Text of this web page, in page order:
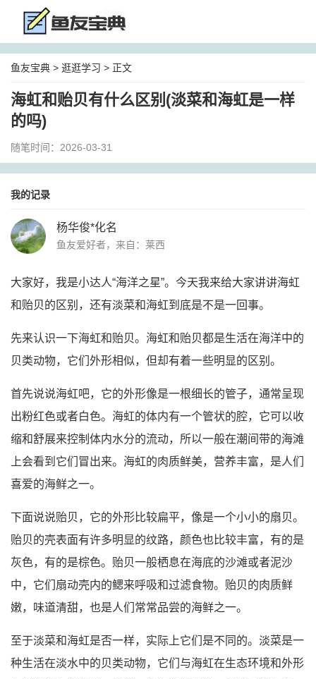
鱼友宝典 > 逛逛学习 > 正文
海虹和贻贝有什么区别(淡菜和海虹是一样
的吗)
随笔时间：2026-03-31
我的记录
杨华俊*化名
鱼友爱好者，来自：莱西
大家好，我是小达人“海洋之星”。今天我来给大家讲讲海虹
和贻贝的区别，还有淡菜和海虹到底是不是一回事。
先来认识一下海虹和贻贝。海虹和贻贝都是生活在海洋中的
贝类动物，它们外形相似，但却有着一些明显的区别。
首先说说海虹吧，它的外形像是一根细长的管子，通常呈现
出粉红色或者白色。海虹的体内有一个管状的腔，它可以收
缩和舒展来控制体内水分的流动，所以一般在潮间带的海滩
上会看到它们冒出来。海虹的肉质鲜美，营养丰富，是人们
喜爱的海鲜之一。
下面说说贻贝，它的外形比较扁平，像是一个小小的扇贝。
贻贝的壳表面有许多明显的纹路，颜色也比较丰富，有的是
灰色，有的是棕色。贻贝一般栖息在海底的沙滩或者泥沙
中，它们扇动壳内的鳃来呼吸和过滤食物。贻贝的肉质鲜
嫩，味道清甜，也是人们常常品尝的海鲜之一。
至于淡菜和海虹是否一样，实际上它们是不同的。淡菜是一
种生活在淡水中的贝类动物，它们与海虹在生态环境和外形